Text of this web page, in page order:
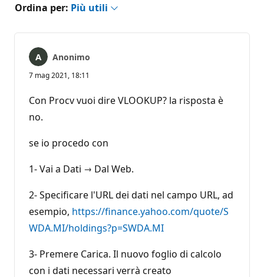
Ordina per: Più utili
Anonimo
7 mag 2021, 18:11
Con Procv vuoi dire VLOOKUP? la risposta è
no.
se io procedo con
1- Vai a Dati → Dal Web.
2- Specificare l'URL dei dati nel campo URL, ad
esempio, https://finance.yahoo.com/quote/S
WDA.MI/holdings?p=SWDA.MI
3- Premere Carica. Il nuovo foglio di calcolo
con i dati necessari verrà creato